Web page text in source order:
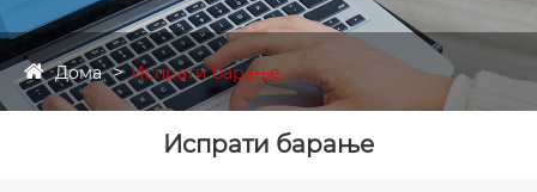
Дома Испрати барање
Испрати барање